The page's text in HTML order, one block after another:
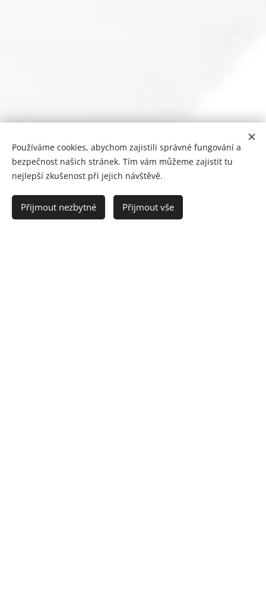
Používáme cookies, abychom zajistili správné fungování a
bezpečnost našich stránek. Tím vám můžeme zajistit tu
nejlepší zkušenost při jejich návštěvě.
Přijmout nezbytné Přijmout vše